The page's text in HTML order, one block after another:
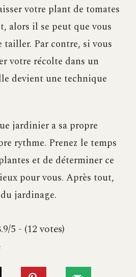
votre plant de tomates
alors il se peut que vous
tailler. Par contre, si vous
votre récolte dans un
devient une technique
jardinier a sa propre
rythme. Prenez le temps
et de déterminer ce
pour vous. Après tout,
jardinage.
5 - (12 votes)